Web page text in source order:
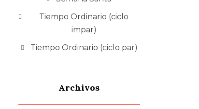
Tiempo Ordinario (ciclo
impar)
Tiempo Ordinario (ciclo par)
Archivos